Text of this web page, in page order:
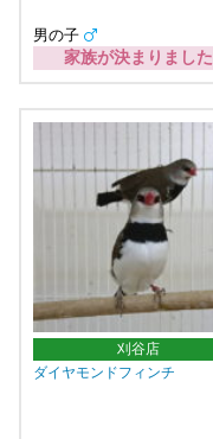
男の子
家族が決まりました
刈谷店
ダイヤモンドフィンチ